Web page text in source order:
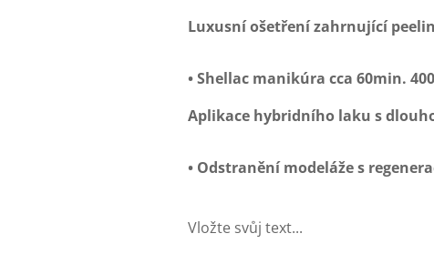
Luxusní ošetření zahrnující
• Shellac manikúra cca 60min.
Aplikace hybridního laku s
• Odstranění modeláže s
Vložte svůj text...